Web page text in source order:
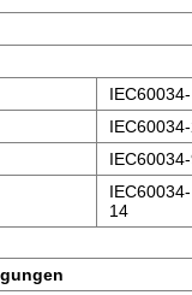
IEC60034-
14